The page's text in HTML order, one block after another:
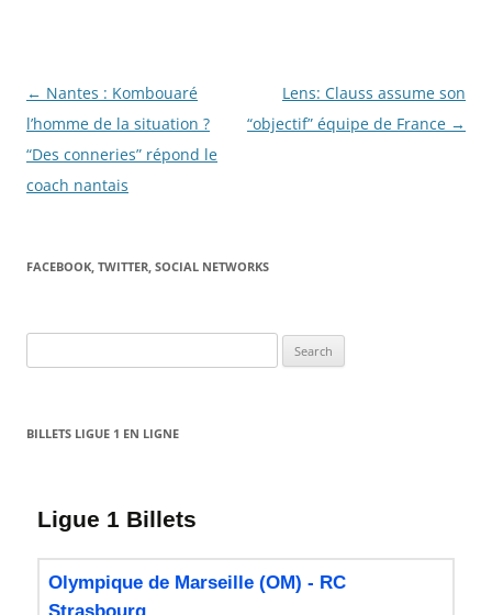
Post
navigation
← Nantes : Kombouaré
l’homme de la situation ?
“Des conneries” répond le
coach nantais
Lens: Clauss assume son
“objectif” équipe de France →
FACEBOOK, TWITTER, SOCIAL NETWORKS
for:
BILLETS LIGUE 1 EN LIGNE